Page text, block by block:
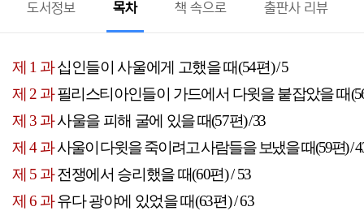
도서정보 목차 책 속으로 출판사 리뷰
제 1 과 십인들이 사울에게 고했을 때(54편)/ 5
제 2 과 필리스티아인들이 가드에서 다윗을 붙잡았을 때
제 3 과 사울을 피해 굴에 있을때(57편)/ 33
제4과 사울이 다윗을 죽이려고 사람들을 보냈을 때(59편) /
제 5 과 전쟁에서 승리했을 때(60편) / 53
제6 과 유다 광야에 있었을 때(63편) / 63